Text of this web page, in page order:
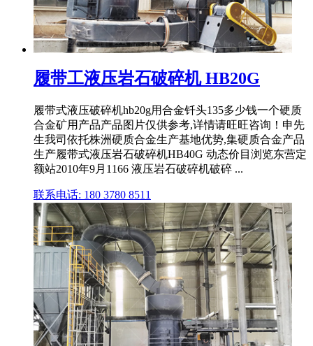
履带工液压岩石破碎机 HB20G
履带式液压破碎机hb20g用合金钎头135多少钱一个硬质
合金矿用产品产品图片仅供参考,详情请旺旺咨询！申先
生我司依托株洲硬质合金生产基地优势,集硬质合金产品
生产履带式液压岩石破碎机HB40G 动态价目浏览东营定
额站2010年9月1166 液压岩石破碎机破碎 ...
联系电话: 180 3780 8511